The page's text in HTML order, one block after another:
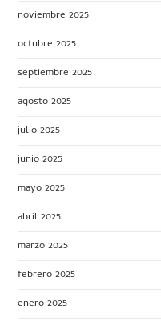
noviembre 2025
octubre 2025
septiembre 2025
agosto 2025
julio 2025
junio 2025
mayo 2025
abril 2025
marzo 2025
febrero 2025
enero 2025